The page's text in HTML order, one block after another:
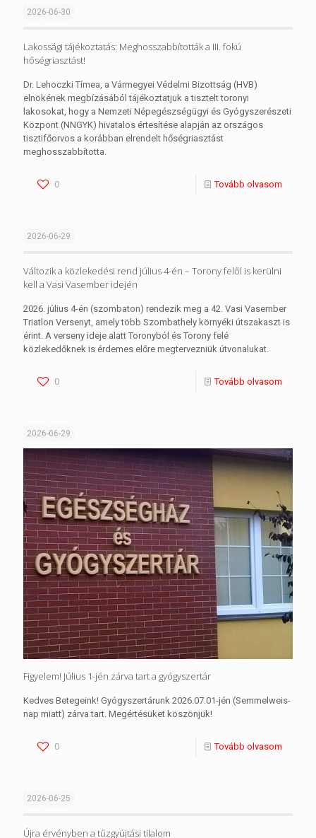
2026-06-30
Lakossági tájékoztatás: Meghosszabbították a III. fokú
hőségriasztást!
Dr. Lehoczki Tímea, a Vármegyei Védelmi Bizottság (HVB)
elnökének megbízásából tájékoztatjuk a tisztelt toronyi
lakosokat, hogy a Nemzeti Népegészségügyi és Gyógyszerészeti
Központ (NNGYK) hivatalos értesítése alapján az országos
tisztifőorvos a korábban elrendelt hőségriasztást
meghosszabbította.
0 Tovább olvasom
2026-06-29
Változik a közlekedési rend július 4-én – Torony felől is kerülni
kell a Vasi Vasember idején
2026. július 4-én (szombaton) rendezik meg a 42. Vasi Vasember
Triatlon Versenyt, amely több Szombathely környéki útszakaszt is
érint. A verseny ideje alatt Toronyból és Torony felé
közlekedőknek is érdemes előre megtervezniük útvonalukat.
0 Tovább olvasom
2026-06-29
Figyelem! Július 1-jén zárva tart a gyógyszertár
Kedves Betegeink! Gyógyszertárunk 2026.07.01-jén (Semmelweis-
nap miatt) zárva tart. Megértésüket köszönjük!
0 Tovább olvasom
2026-06-25
Újra érvényben a tűzgyújtási tilalom